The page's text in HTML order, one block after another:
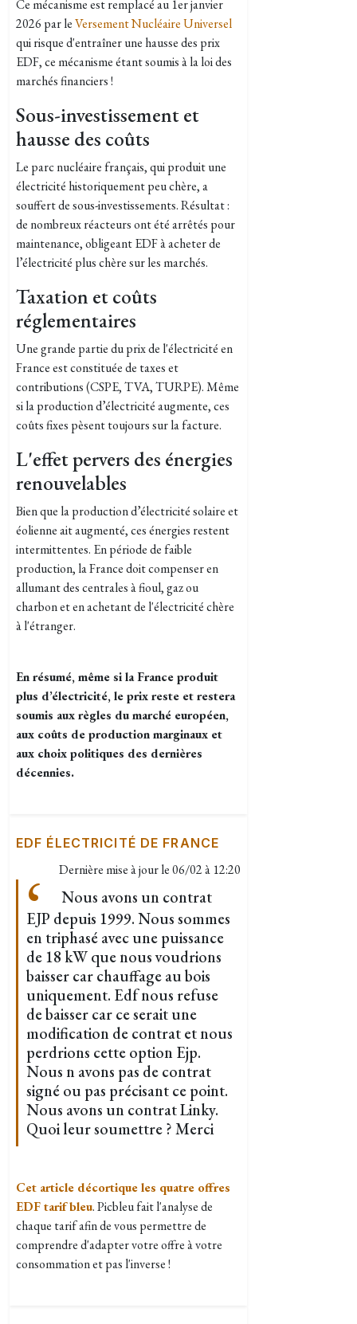
Ce mécanisme est remplacé au 1er janvier
2026 par leVersement Nucléaire Universel
qui risque d'entraîner une hausse des prix
EDF, ce mécanisme étant soumis à la loi des
marchés financiers !
Sous-investissement et
hausse des coûts
Le parc nucléaire français, qui produit une
électricité historiquement peu chère, a
souffert de sous-investissements. Résultat :
de nombreux réacteurs ont été arrêtés pour
maintenance, obligeant EDF à acheter de
l’électricité plus chère sur les marchés.
Taxation et coûts
réglementaires
Une grande partie du prix de l'électricité en
France est constituée de taxes et
contributions (CSPE, TVA, TURPE). Même
si la production d’électricité augmente, ces
coûts fixes pèsent toujours sur la facture.
L'effet pervers des énergies
renouvelables
Bien que la production d’électricité solaire et
éolienne ait augmenté, ces énergies restent
intermittentes. En période de faible
production, la France doit compenser en
allumant des centrales à fioul, gaz ou
charbon et en achetant de l'électricité chère
à l'étranger.
En résumé, même si la France produit
plus d’électricité, le prix reste et restera
soumis aux règles du marché européen,
aux coûts de production marginaux et
aux choix politiques des dernières
décennies.
EDF ÉLECTRICITÉ DE FRANCE
Dernière mise à jour le06/02 à 12:20
Nous avons un contrat
EJP depuis 1999. Nous sommes
en triphasé avec une puissance
de 18 kW que nous voudrions
baisser car chauffage au bois
uniquement. Edf nous refuse
de baisser car ce serait une
modification de contrat et nous
perdrions cette option Ejp.
Nous n avons pas de contrat
signé ou pas précisant ce point.
Nous avons un contrat Linky.
Quoi leur soumettre ? Merci
Cet article décortique les quatre offres
EDF tarif bleu. Picbleu fait l'analyse de
chaque tarif afin de vous permettre de
comprendre d'adapter votre offre à votre
consommation et pas l'inverse !